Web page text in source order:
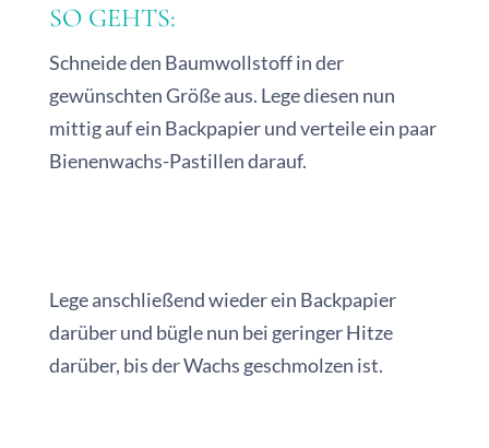
SO GEHTS:
Schneide den Baumwollstoff in der
gewünschten Größe aus. Lege diesen nun
mittig auf ein Backpapier und verteile ein paar
Bienenwachs-Pastillen darauf.
Lege anschließend wieder ein Backpapier
darüber und bügle nun bei geringer Hitze
darüber, bis der Wachs geschmolzen ist.